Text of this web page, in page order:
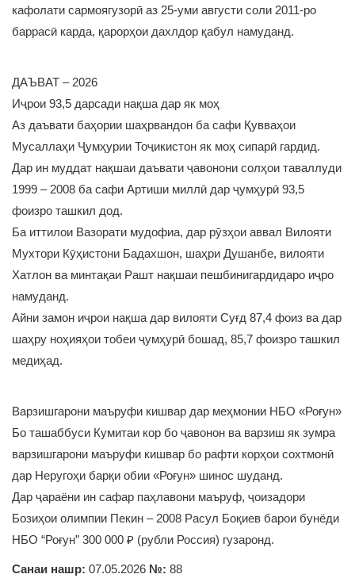
кафолати сармоягузорӣ аз 25-уми августи соли 2011-ро
баррасӣ карда, қарорҳои дахлдор қабул намуданд.
ДАЪВАТ – 2026
Иҷрои 93,5 дарсади нақша дар як моҳ
Аз даъвати баҳории шаҳрвандон ба сафи Қувваҳои
Мусаллаҳи Ҷумҳурии Тоҷикистон як моҳ сипарӣ гардид.
Дар ин муддат нақшаи даъвати ҷавонони солҳои таваллуди
1999 – 2008 ба сафи Артиши миллӣ дар ҷумҳурӣ 93,5
фоизро ташкил дод.
Ба иттилои Вазорати мудофиа, дар рӯзҳои аввал Вилояти
Мухтори Кӯҳистони Бадахшон, шаҳри Душанбе, вилояти
Хатлон ва минтақаи Рашт нақшаи пешбинигардидаро иҷро
намуданд.
Айни замон иҷрои нақша дар вилояти Суғд 87,4 фоиз ва дар
шаҳру ноҳияҳои тобеи ҷумҳурӣ бошад, 85,7 фоизро ташкил
медиҳад.
Варзишгарони маъруфи кишвар дар меҳмонии НБО «Роғун»
Бо ташаббуси Кумитаи кор бо ҷавонон ва варзиш як зумра
варзишгарони маъруфи кишвар бо рафти корҳои сохтмонӣ
дар Неругоҳи барқи обии «Роғун» шинос шуданд.
Дар ҷараёни ин сафар паҳлавони маъруф, ҷоизадори
Бозиҳои олимпии Пекин – 2008 Расул Боқиев барои бунёди
НБО “Роғун” 300 000 ₽ (рубли Россия) гузаронд.
Санаи нашр: 07.05.2026 №: 88